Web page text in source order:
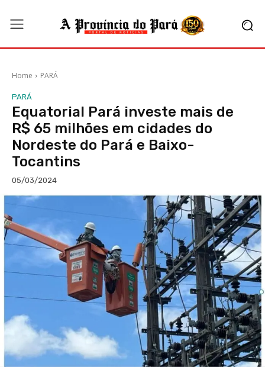
Home PARÁ
PARÁ
Equatorial Pará investe mais de
R$ 65 milhões em cidades do
Nordeste do Pará e Baixo-
Tocantins
05/03/2024